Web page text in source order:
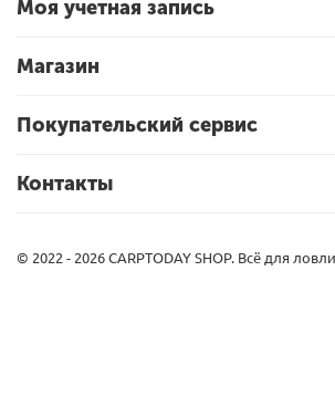
Моя учетная запись
Магазин
Покупательский сервис
Контакты
© 2022 - 2026 CARPTODAY SHOP. Всё для